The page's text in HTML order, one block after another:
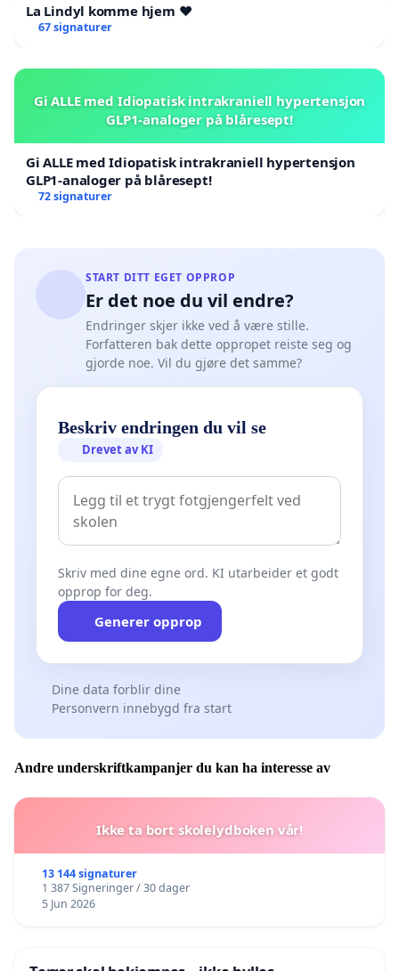
La Lindyl komme hjem ❤️
67 signaturer
Gi ALLE med Idiopatisk intrakraniell hypertensjon
GLP1-analoger på blåresept!
Gi ALLE med Idiopatisk intrakraniell hypertensjon
GLP1-analoger på blåresept!
72 signaturer
START DITT EGET OPPROP
Er det noe du vil endre?
Endringer skjer ikke ved å være stille.
Forfatteren bak dette oppropet reiste seg og
gjorde noe. Vil du gjøre det samme?
Beskriv endringen du vil se
Drevet av KI
Skriv med dine egne ord. KI utarbeider et godt
opprop for deg.
Generer opprop
Dine data forblir dine
Personvern innebygd fra start
Andre underskriftkampanjer du kan ha interesse av
Ikke ta bort skolelydboken vår!
13 144 signaturer
1 387 Signeringer / 30 dager
5 Jun 2026